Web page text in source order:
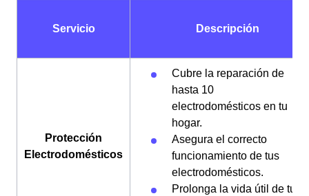
Servicio Descripción
Protección
Electrodomésticos
Cubre la reparación de
hasta 10
electrodomésticos en tu
hogar.
Asegura el correcto
funcionamiento de tus
electrodomésticos.
Prolonga la vida útil de tus